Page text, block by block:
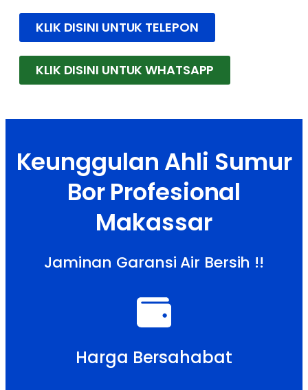
KLIK DISINI UNTUK TELEPON
KLIK DISINI UNTUK WHATSAPP
Keunggulan Ahli Sumur
Bor Profesional
Makassar
Jaminan Garansi Air Bersih !!
Harga Bersahabat